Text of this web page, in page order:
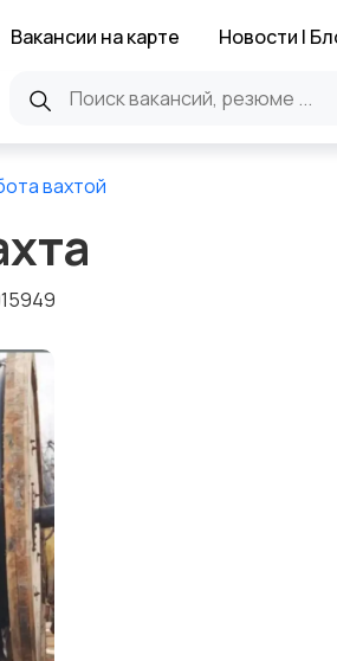
Вакансии на карте Новости |
вахтой